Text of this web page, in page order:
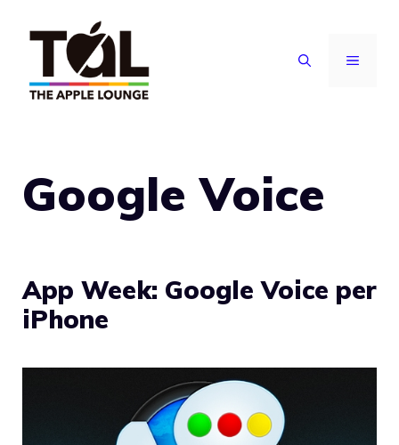
contenuto
MENU
Google Voice
App Week: Google Voice per
iPhone